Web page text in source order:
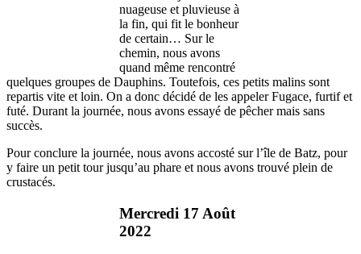
nuageuse et pluvieuse à
la fin, qui fit le bonheur
de certain… Sur le
chemin, nous avons
quand même rencontré
quelques groupes de Dauphins. Toutefois, ces petits malins sont
repartis vite et loin. On a donc décidé de les appeler Fugace, furtif et
futé. Durant la journée, nous avons essayé de pêcher mais sans
succès.
Pour conclure la journée, nous avons accosté sur l’île de Batz, pour
y faire un petit tour jusqu’au phare et nous avons trouvé plein de
crustacés.
Mercredi 17 Août
2022